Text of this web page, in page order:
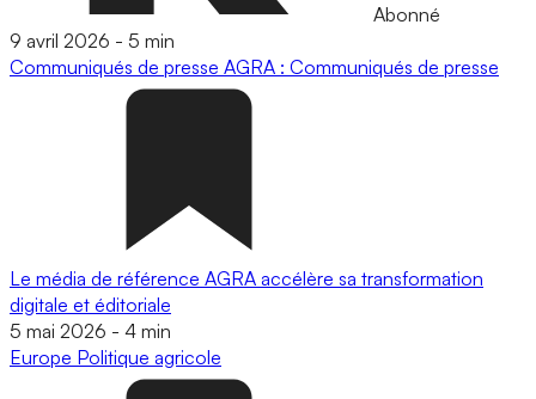
Abonné
9 avril 2026 - 5 min
Communiqués de presse AGRA : Communiqués de presse
Le média de référence AGRA accélère sa transformation
digitale et éditoriale
5 mai 2026 - 4 min
Europe Politique agricole